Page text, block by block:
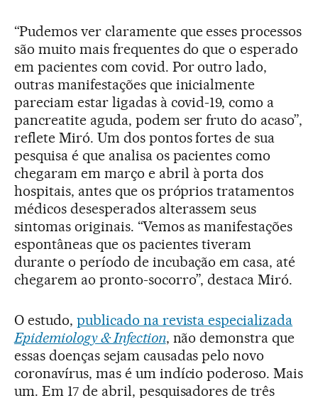
“Pudemos ver claramente que esses processos
são muito mais frequentes do que o esperado
em pacientes com covid. Por outro lado,
outras manifestações que inicialmente
pareciam estar ligadas à covid-19, como a
pancreatite aguda, podem ser fruto do acaso”,
reflete Miró. Um dos pontos fortes de sua
pesquisa é que analisa os pacientes como
chegaram em março e abril à porta dos
hospitais, antes que os próprios tratamentos
médicos desesperados alterassem seus
sintomas originais. “Vemos as manifestações
espontâneas que os pacientes tiveram
durante o período de incubação em casa, até
chegarem ao pronto-socorro”, destaca Miró.
O estudo, publicado na revista especializada
Epidemiology & Infection, não demonstra que
essas doenças sejam causadas pelo novo
coronavírus, mas é um indício poderoso. Mais
um. Em 17 de abril, pesquisadores de três